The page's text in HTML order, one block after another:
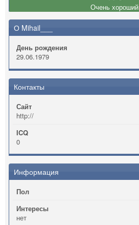
Очень хороший
О Mihail___
День рождения
29.06.1979
Контакты
Сайт
http://
ICQ
0
Информация
Пол
Интересы
нет